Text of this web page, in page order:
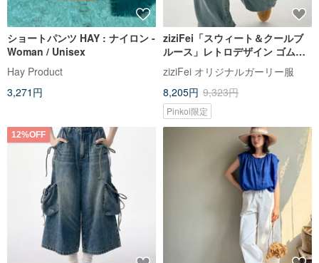
ショートパンツ HAY : ナイロン -
Woman / Unisex
Hay Product
3,271円
ziziFei「スウィート＆クールブ
ルース」レトロデザイン ゴムウ
エスト ワイドストレート ポケッ
ト付き ハイウエスト スタイルア
ップ デニムロングパンツ レディ
ース
ziziFei オリジナルガーリー服
8,205円 9,323円
Pinkoi限定
12%OFF